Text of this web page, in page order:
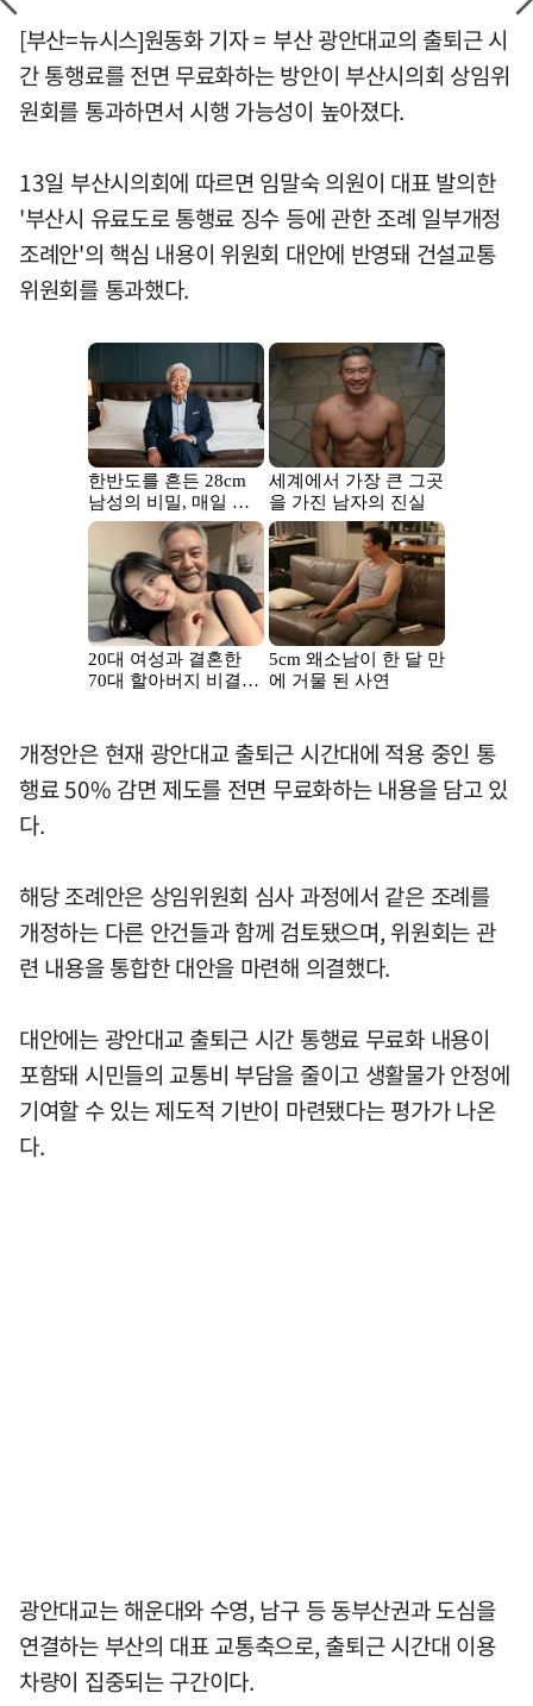
[부산=뉴시스]원동화 기자 = 부산 광안대교의 출퇴근 시
간 통행료를 전면 무료화하는 방안이 부산시의회 상임위
원회를 통과하면서 시행 가능성이 높아졌다.
13일 부산시의회에 따르면 임말숙 의원이 대표 발의한
'부산시 유료도로 통행료 징수 등에 관한 조례 일부개정
조례안'의 핵심 내용이 위원회 대안에 반영돼 건설교통
위원회를 통과했다.
개정안은 현재 광안대교 출퇴근 시간대에 적용 중인 통
행료 50% 감면 제도를 전면 무료화하는 내용을 담고 있
다.
해당 조례안은 상임위원회 심사 과정에서 같은 조례를
개정하는 다른 안건들과 함께 검토됐으며, 위원회는 관
련 내용을 통합한 대안을 마련해 의결했다.
대안에는 광안대교 출퇴근 시간 통행료 무료화 내용이
포함돼 시민들의 교통비 부담을 줄이고 생활물가 안정에
기여할 수 있는 제도적 기반이 마련됐다는 평가가 나온
다.
광안대교는 해운대와 수영, 남구 등 동부산권과 도심을
연결하는 부산의 대표 교통축으로, 출퇴근 시간대 이용
차량이 집중되는 구간이다.